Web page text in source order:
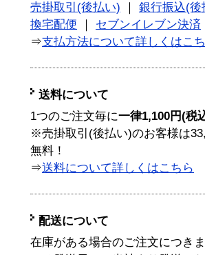
売掛取引(後払い)
銀行振込(後
換宅配便
セブンイレブン決済
⇒支払方法について詳しくはこ
送料について
1つのご注文毎に一律1,100円(税
※売掛取引(後払い)のお客様は
無料！
⇒送料について詳しくはこちら
配送について
在庫がある場合のご注文につき